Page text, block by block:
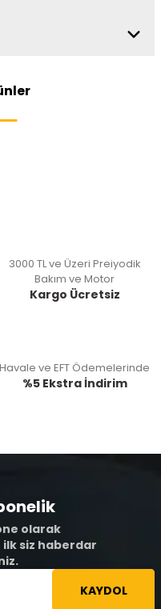
3000 TL ve Üzeri Preiyodik
Bakım ve Motor
Kargo Ücretsiz
Havale ve EFT Ödemelerinde
%5 Ekstra İndirim
olarak
ilk siz haberdar
KAYDOL